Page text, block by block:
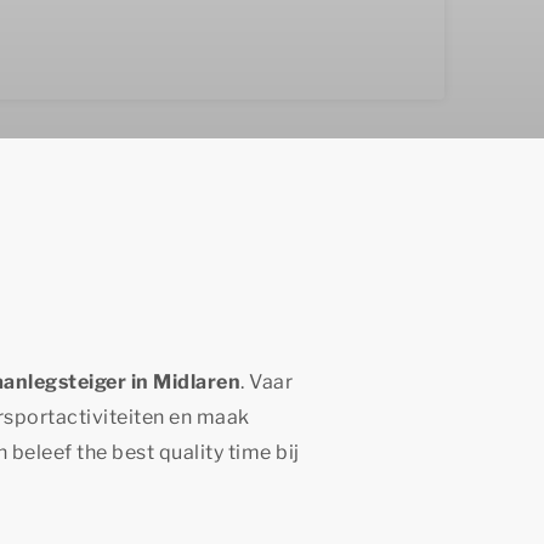
in Midlaren. Vaar
en maak
beleef the best quality time bij